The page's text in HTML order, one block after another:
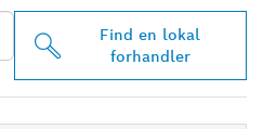
Find en lokal
forhandler